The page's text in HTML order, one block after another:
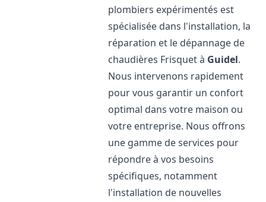
plombiers expérimentés est
spécialisée dans l'installation, la
réparation et le dépannage de
chaudières Frisquet à Guidel.
Nous intervenons rapidement
pour vous garantir un confort
optimal dans votre maison ou
votre entreprise. Nous offrons
une gamme de services pour
répondre à vos besoins
spécifiques, notamment
l'installation de nouvelles